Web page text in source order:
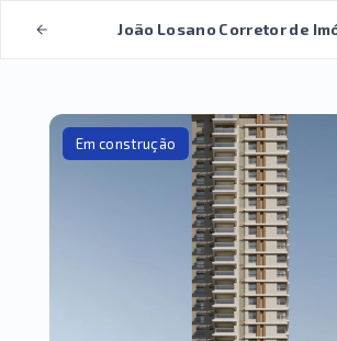
João Losano Corretor de
Em construção